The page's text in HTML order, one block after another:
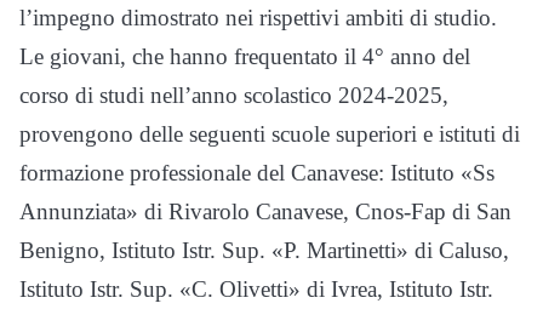
l’impegno dimostrato nei rispettivi ambiti di studio.
Le giovani, che hanno frequentato il 4° anno del
corso di studi nell’anno scolastico 2024-2025,
provengono delle seguenti scuole superiori e istituti di
formazione professionale del Canavese: Istituto «Ss
Annunziata» di Rivarolo Canavese, Cnos-Fap di San
Benigno, Istituto Istr. Sup. «P. Martinetti» di Caluso,
Istituto Istr. Sup. «C. Olivetti» di Ivrea, Istituto Istr.